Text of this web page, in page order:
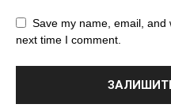
Save my name, email,
next time I comment.